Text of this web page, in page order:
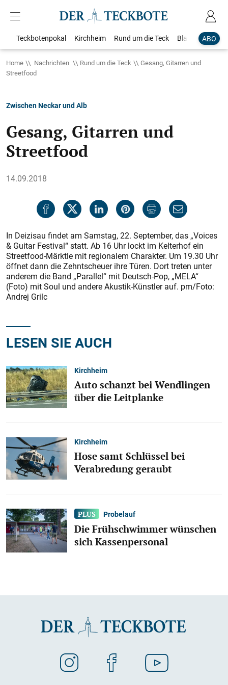
ABO
Teckbotenpokal Kirchheim Rund um die Teck Blaulicht
Home Nachrichten Rund um die Teck
Gesang, Gitarren und
Streetfood
Zwischen Neckar und Alb
Gesang, Gitarren und
Streetfood
14.09.2018
In Deizisau findet am Samstag, 22. September, das „Voices
& Guitar Festival“ statt. Ab 16 Uhr lockt im Kelterhof ein
Streetfood-Märktle mit regionalem Charakter. Um 19.30 Uhr
öffnet dann die Zehntscheuer ihre Türen. Dort treten unter
anderem die Band „Parallel“ mit Deutsch-Pop, „MELA“
(Foto) mit Soul und andere Akustik-Künstler auf. pm/Foto:
Andrej Grilc
LESEN SIE AUCH
Kirchheim
Auto schanzt bei Wendlingen
über die Leitplanke
Kirchheim
Hose samt Schlüssel bei
Verabredung geraubt
Probelauf
Die Frühschwimmer wünschen
sich Kassenpersonal